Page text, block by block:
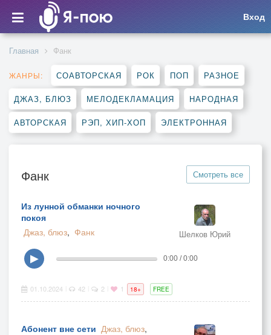
Вход
Главная Фанк
ЖАНРЫ: СОАВТОРСКАЯ РОК ПОП РАЗНОЕ
ДЖАЗ, БЛЮЗ МЕЛОДЕКЛАМАЦИЯ НАРОДНАЯ
АВТОРСКАЯ РЭП, ХИП-ХОП ЭЛЕКТРОННАЯ
Фанк Смотреть все
Из лунной обманки ночного
покоя
Джаз, блюз, Фанк Шелков Юрий
▶ 0:00 / 0:00
01.10.2024 42 2 1 18+ FREE
Абонент вне сети Джаз, блюз,